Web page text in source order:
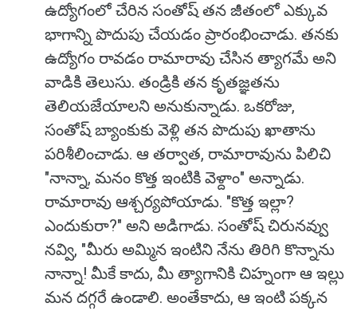
ఉద్యోగంలో చేరిన సంతోష్ తన జీతంలో ఎక్కువ
భాగాన్ని పొదుపు చేయడం ప్రారంభించాడు. తనకు
ఉద్యోగం రావడం రామారావు చేసిన త్యాగమే అని
వాడికి తెలుసు. తండ్రికి తన కృతజ్ఞతను
తెలియజేయాలని అనుకున్నాడు. ఒకరోజు,
సంతోష్ బ్యాంకుకు వెళ్లి తన పొదుపు ఖాతాను
పరిశీలించాడు. ఆ తర్వాత, రామారావును పిలిచి
"నాన్నా, మనం కొత్త ఇంటికి వెళ్దాం" అన్నాడు.
రామారావు ఆశ్చర్యపోయాడు. "కొత్త ఇల్లా?
ఎందుకురా?" అని అడిగాడు. సంతోష్ చిరునవ్వు
నవ్వి, "మీరు అమ్మిన ఇంటిని నేను తిరిగి కొన్నాను
నాన్నా! మీకే కాదు, మీ త్యాగానికి చిహ్నంగా ఆ ఇల్లు
మన దగ్గరే ఉండాలి. అంతేకాదు, ఆ ఇంటి పక్కన